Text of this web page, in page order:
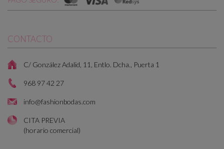
CONTACTO
C/ González Adalid, 11, Entlo. Dcha., Puerta 1
968 97 42 27
info@fashionbodas.com
CITA PREVIA
(horario comercial)